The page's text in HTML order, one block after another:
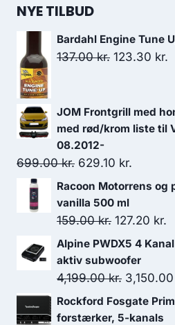
NYE TILBUD
Bardahl Engine Tune
137.00kr. Den
var:
137.00 kr..
123.30 kr.
JOM Frontgrill med
med rød/krom liste til
08.2012-
699.00kr. Den
oprindelige
pris
var:
699.00 kr..
629.10 kr.
aktuelle
er:
629.10
Racoon Motorrens og
vanilla 500 ml
159.00kr. Den
oprindelige
pris
var:
159.00 kr..
127.20 kr.
Alpine PWDX5 4
aktiv subwoofer
4,199.00kr. Den
pris
3,150.00
Rockford Fosgate
forstærker, 5-kanals